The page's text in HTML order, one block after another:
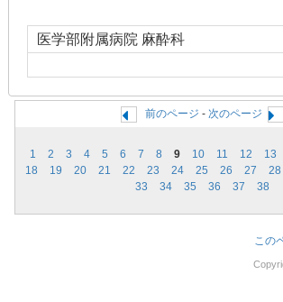
医学部附属病院 麻酔科
前のページ - 次のページ
1 2 3 4 5 6 7 8 9 10 11 12 13
18
19 20 21 22 23 24 25 26 27 28
33
34 35 36 37 38
この